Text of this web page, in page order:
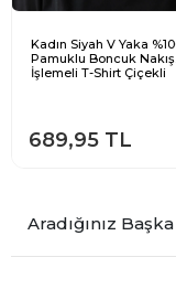
Kadın Siyah V Yaka
Pamuklu Boncuk Nakış
İşlemeli T-Shirt Çiçekli
689,95 TL
Aradığınız